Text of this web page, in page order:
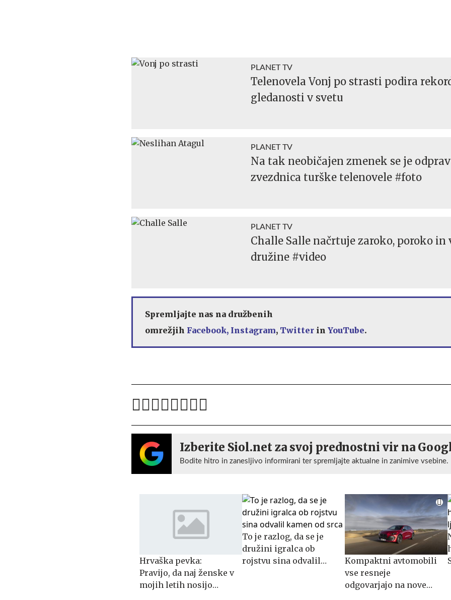
PLANET TV
Telenovela Vonj po strasti podira
gledanosti v svetu
PLANET TV
Na tak neobičajen zmenek se je
zvezdnica turške telenovele #foto
PLANET TV
Challe Salle načrtuje zaroko, poroko in
družine #video
Spremljajte nas na družbenih
omrežjih Facebook, Instagram, Twitter in YouTube.
Izberite Siol.net za svoj prednostni vir na
Bodite hitro in zanesljivo informirani ter spremljajte aktualne in zanimive vsebine.
Hrvaška pevka:
Pravijo, da naj ženske v
mojih letih nosijo
To je razlog, da se je
družini igralca ob
rojstvu sina odvalil
Kompaktni avtomobili
vse resneje
odgovarjajo na nove